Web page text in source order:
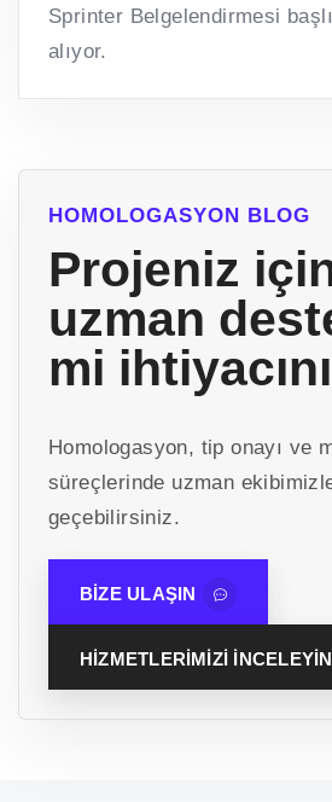
Sprinter Belgelendirmesi
alıyor.
HOMOLOGASYON BLOG
Projeniz
uzman
mi
Homologasyon, tip onayı ve
süreçlerinde uzman
geçebilirsiniz.
BIZE ULAŞIN
HIZMETLERIMIZI İNCELEYIN